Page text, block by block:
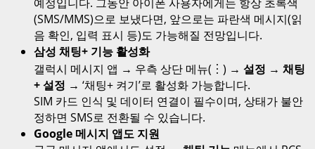
(SMS/MMS)으로 보냈다면, 앞으로는 파란색 메시지(읽
음 확인, 입력 표시 등)도 가능해질 전망입니다.
삼성 채팅+ 기능 활성화
갤럭시 메시지 앱 → 우측 상단 메뉴(︙) → 설정 → 채팅
+ 설정 → ‘채팅+ 켜기’로 활성화 가능합니다.
SIM 카드 인식 및 데이터 연결이 필수이며, 상태가 불안
정하면 SMS로 전환될 수 있습니다.
Google 메시지 앱도 지원